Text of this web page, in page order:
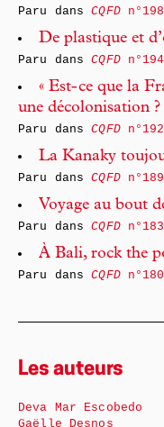
Paru dansCQFD
De plastique et
Paru dansCQFD
« Est- ce que la
une décolonisation ?
Paru dansCQFD
La Kanaky
Paru dansCQFD
Voyage au bout
Paru dansCQFD
À Bali, rock the
Paru dansCQFD
Les auteurs
Deva Mar Escobedo
Gaëlle Desnos